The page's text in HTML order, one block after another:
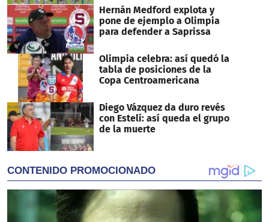
Hernán Medford explota y
pone de ejemplo a Olimpia
para defender a Saprissa
Olimpia celebra: así quedó la
tabla de posiciones de la
Copa Centroamericana
Diego Vázquez da duro revés
con Estelí: así queda el grupo
de la muerte